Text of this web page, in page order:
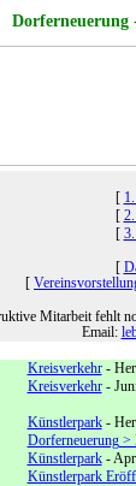
Dorferneuerung
[
[
[
[
[
Mitarbeit fehlt
Email:
Kreisverkehr -
Kreisverkehr-
Künstlerpark -
Dorferneuerung >
Künstlerpark-
Künstlerpark